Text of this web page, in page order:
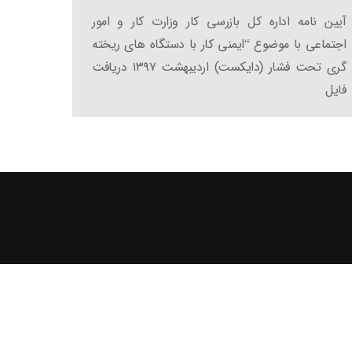
آیین نامه اداره کل بازرسی کار وزارت کار و امور
اجتماعی با موضوع “ایمنی کار با دستگاه های ریخته
گری تحت فشار (دایکست) اردیبهشت ۱۳۹۷ دریافت
فایل